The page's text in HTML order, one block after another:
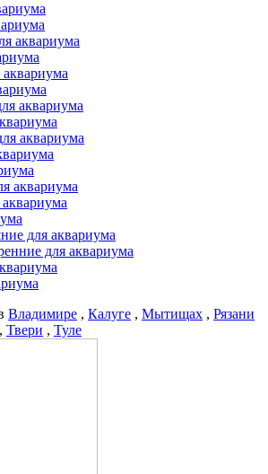
аквариума
аквариума
аквариума
аквариума
для аквариума
для аквариума
Владимире , Калуге , Мытищах , Рязани
, Твери , Туле